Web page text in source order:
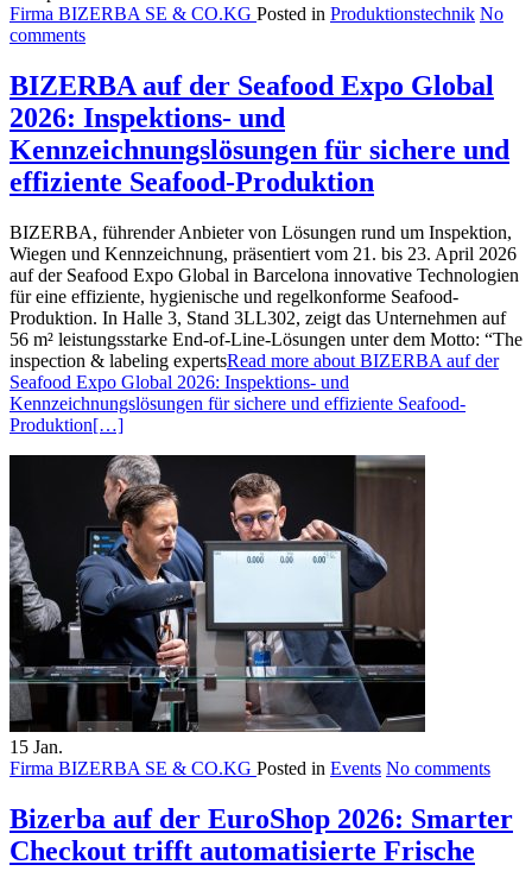
Firma BIZERBA SE & CO.KG Posted in Produktionstechnik No
comments
BIZERBA auf der Seafood Expo Global
2026: Inspektions- und
Kennzeichnungslösungen für sichere und
effiziente Seafood-Produktion
BIZERBA, führender Anbieter von Lösungen rund um Inspektion,
Wiegen und Kennzeichnung, präsentiert vom 21. bis 23. April 2026
auf der Seafood Expo Global in Barcelona innovative Technologien
für eine effiziente, hygienische und regelkonforme Seafood-
Produktion. In Halle 3, Stand 3LL302, zeigt das Unternehmen auf
56 m² leistungsstarke End-of-Line-Lösungen unter dem Motto: “The
inspection & labeling expertsRead more about BIZERBA auf der
Seafood Expo Global 2026: Inspektions- und
Kennzeichnungslösungen für sichere und effiziente Seafood-
Produktion[…]
15 Jan.
Firma BIZERBA SE & CO.KG Posted in Events No comments
Bizerba auf der EuroShop 2026: Smarter
Checkout trifft automatisierte Frische